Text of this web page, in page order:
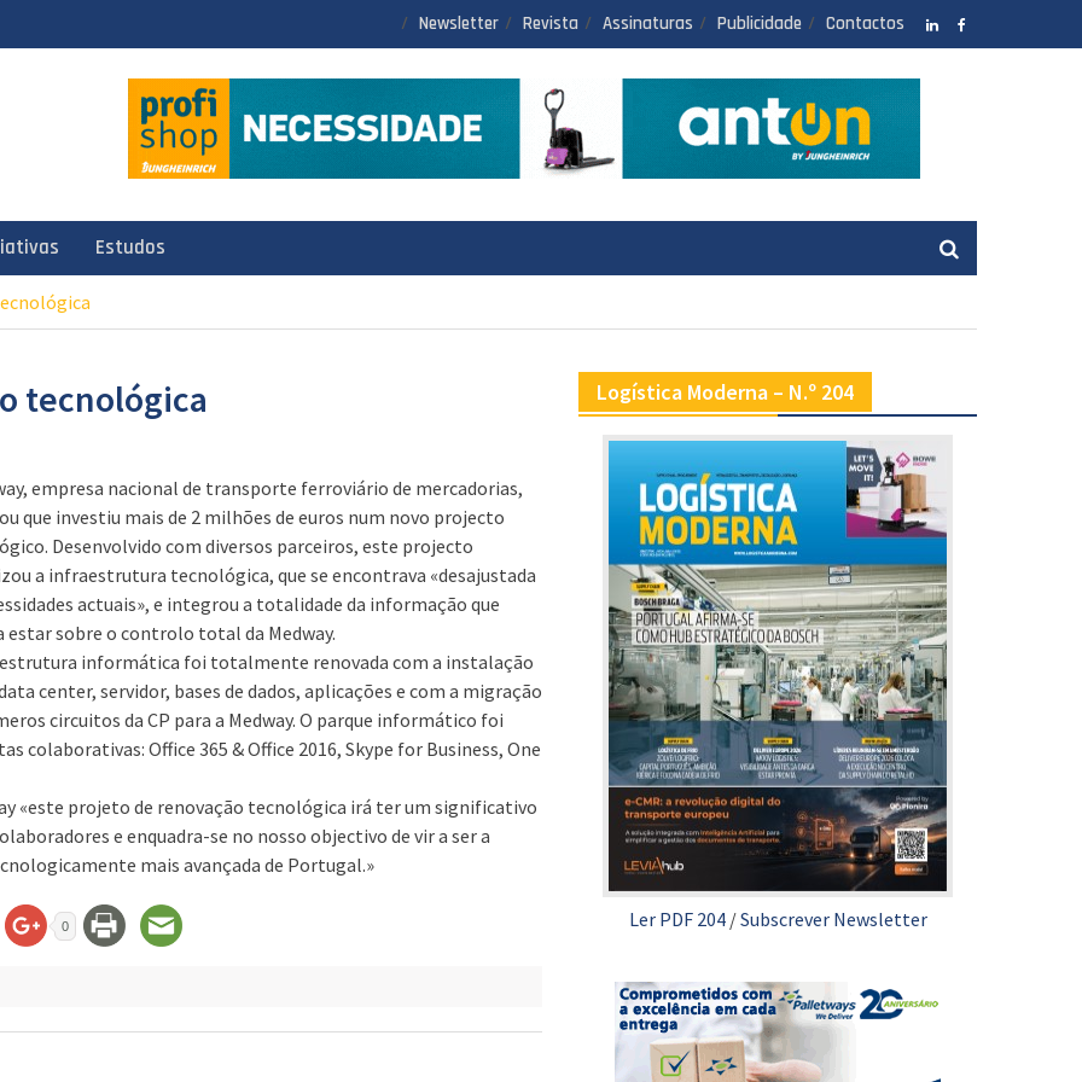
Newsletter Revista Assinaturas Publicidade Contactos
Estudos
tecnológica
empresa nacional de transporte ferroviário de mercadorias,
que investiu mais de 2 milhões de euros num novo projecto
Desenvolvido com diversos parceiros, este projecto
a infraestrutura tecnológica, que se encontrava «desajustada
actuais», e integrou a totalidade da informação que
estar sobre o controlo total da Medway.
informática foi totalmente renovada com a instalação
center, servidor, bases de dados, aplicações e com a migração
circuitos da CP para a Medway. O parque informático foi
colaborativas: Office 365 & Office 2016, Skype for Business, One
«este projeto de renovação tecnológica irá ter um significativo
e enquadra-se no nosso objectivo de vir a ser a
mais avançada de Portugal.»
0
Logística Moderna – N.º 204
Ler PDF 204/Subscrever Newsletter